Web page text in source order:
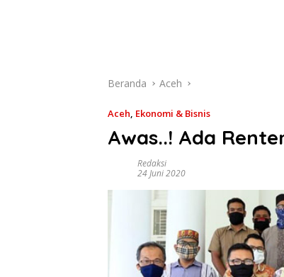
Beranda Aceh
Aceh, Ekonomi & Bisnis
Awas..! Ada
Redaksi
24 Juni 2020